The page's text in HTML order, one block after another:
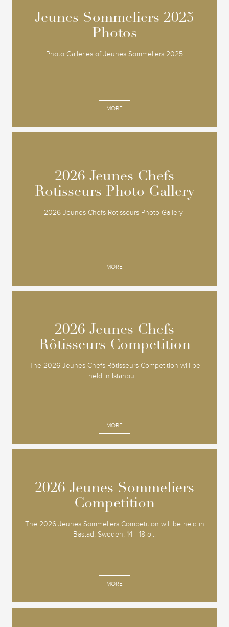
Jeunes Sommeliers 2025
Photos
Photo Galleries of Jeunes Sommeliers 2025
MORE
Jeunes Sommeliers 2025
Photos
2026 Jeunes Chefs
Rotisseurs Photo Gallery
2026 Jeunes Chefs Rotisseurs Photo Gallery
MORE
2026 Jeunes Chefs
Rotisseurs Photo Gallery
2026 Jeunes Chefs
Rôtisseurs Competition
The 2026 Jeunes Chefs Rôtisseurs Competition will be
held in Istanbul...
MORE
2026 Jeunes Chefs
Rôtisseurs Competition
2026 Jeunes Sommeliers
Competition
The 2026 Jeunes Sommeliers Competition will be held in
Båstad, Sweden, 14 - 18 o...
MORE
2026 Jeunes Sommeliers
Competition